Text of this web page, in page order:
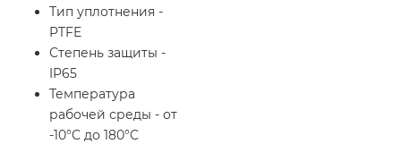
Тип уплотнения -
PTFE
Степень защиты -
IP65
Температура
рабочей среды - от
-10°C до 180°C